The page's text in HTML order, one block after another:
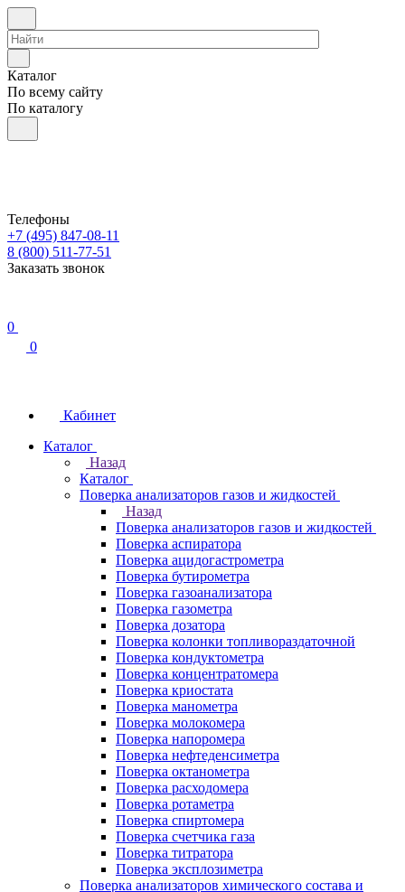
Каталог
По всему сайту
По каталогу
Телефоны
+7 (495) 847-08-11
8 (800) 511-77-51
Заказать звонок
0
0
Кабинет
Каталог
Назад
Каталог
Поверка анализаторов газов и жидкостей
Назад
Поверка анализаторов газов и жидкостей
Поверка аспиратора
Поверка ацидогастрометра
Поверка бутирометра
Поверка газоанализатора
Поверка газометра
Поверка дозатора
Поверка колонки топливораздаточной
Поверка кондуктометра
Поверка концентратомера
Поверка криостата
Поверка манометра
Поверка молокомера
Поверка напоромера
Поверка нефтеденсиметра
Поверка октанометра
Поверка расходомера
Поверка ротаметра
Поверка спиртомера
Поверка счетчика газа
Поверка титратора
Поверка эксплозиметра
Поверка анализаторов химического состава и